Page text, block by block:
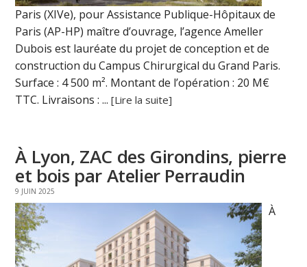
Paris (XIVe), pour Assistance Publique-Hôpitaux de
Paris (AP-HP) maître d’ouvrage, l’agence Ameller
Dubois est lauréate du projet de conception et de
construction du Campus Chirurgical du Grand Paris.
Surface : 4 500 m². Montant de l’opération : 20 M€
TTC. Livraisons : ...[Lire la suite]
À Lyon, ZAC des Girondins, pierre
et bois par Atelier Perraudin
9 JUIN 2025
À